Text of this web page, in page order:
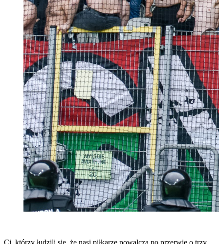
Ci, którzy łudzili się, że nasi piłkarze powalczą po przerwie o trzy